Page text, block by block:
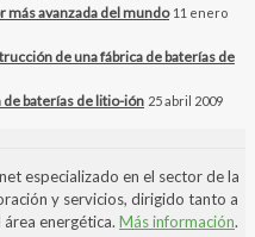
más avanzada del mundo 11 enero
baterías de litio-ión 25 abril 2009
especializado en el sector de la
y servicios, dirigido tanto a
energética. Más información.